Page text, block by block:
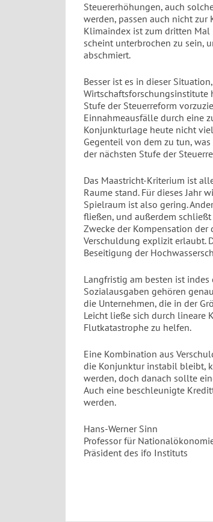
Steuererhöhungen, auch
werden, passen auch nicht zur
Klimaindex ist zum dritten Mal
scheint unterbrochen zu sein,
abschmiert.
Besser ist es in dieser
Wirtschaftsforschungsinstitute
Stufe der Steuerreform
Einnahmeausfälle durch eine
Konjunkturlage heute nicht
Gegenteil von dem zu tun,
der nächsten Stufe der
Das Maastricht-Kriterium ist
Raume stand. Für dieses Jahr
Spielraum ist also gering.
fließen, und außerdem
Zwecke der Kompensation
Verschuldung explizit erlaubt.
Beseitigung der
Langfristig am besten ist
Sozialausgaben gehören
die Unternehmen, die in der
Leicht ließe sich durch lineare
Flutkatastrophe zu helfen.
Eine Kombination aus
die Konjunktur instabil bleibt,
werden, doch danach sollte
Auch eine beschleunigte
werden.
Hans-Werner Sinn
Professor für
Präsident des ifo Instituts